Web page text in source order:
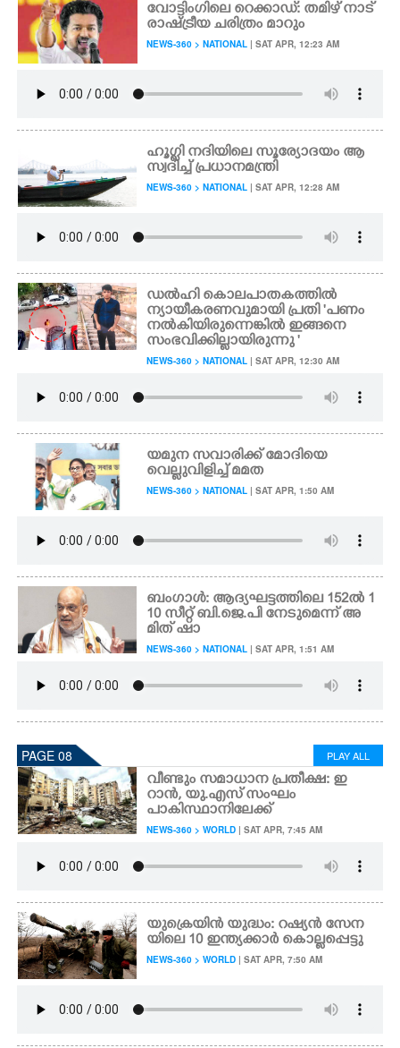
വോട്ടിംഗിലെ റെക്കാഡ്: തമിഴ് നാട്
രാഷ്ട്രീയ ചരിത്രം മാറും
NEWS-360 > NATIONAL | SAT APR, 12:23 AM
ഹൂഗ്ളി നദിയിലെ സൂര്യോദയം ആ
സ്വദിച്ച് പ്രധാനമന്ത്രി
NEWS-360 > NATIONAL | SAT APR, 12:28 AM
ഡൽഹി കൊലപാതകത്തിൽ
ന്യായീകരണവുമായി പ്രതി 'പണം
നൽകിയിരുന്നെങ്കിൽ ഇങ്ങനെ
സംഭവിക്കില്ലായിരുന്നു '
NEWS-360 > NATIONAL | SAT APR, 12:30 AM
യമുന സവാരിക്ക് മോദിയെ
വെല്ലുവിളിച്ച് മമത
NEWS-360 > NATIONAL | SAT APR, 1:50 AM
ബംഗാൾ: ആദ്യഘട്ടത്തിലെ 152ൽ 1
10 സീറ്റ് ബി.ജെ.പി നേടുമെന്ന് അ
മിത് ഷാ
NEWS-360 > NATIONAL | SAT APR, 1:51 AM
PAGE 08 PLAY ALL
വീണ്ടും സമാധാന പ്രതീക്ഷ: ഇ
റാൻ, യു.എസ് സംഘം
പാകിസ്ഥാനിലേക്ക്
NEWS-360 > WORLD | SAT APR, 7:45 AM
യുക്രെയിൻ യുദ്ധം: റഷ്യൻ സേന
യിലെ 10 ഇന്ത്യക്കാ‌ർ കൊല്ലപ്പെട്ടു
NEWS-360 > WORLD | SAT APR, 7:50 AM